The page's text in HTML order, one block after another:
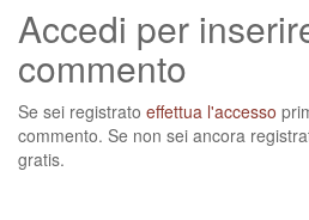
Accedi per
commento
Se sei registrato effettua l'accesso
commento. Se non sei ancora
gratis.